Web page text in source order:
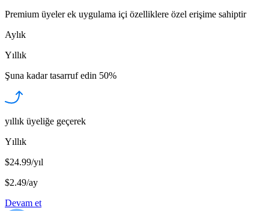
Premium üyeler ek uygulama içi özelliklere özel erişime sahiptir
Aylık
Yıllık
Şuna kadar tasarruf edin 50%
yıllık üyeliğe geçerek
Yıllık
$24.99/yıl
$2.49/ay
Devam et